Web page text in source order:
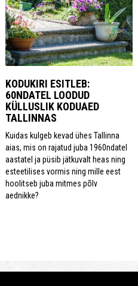
KODUKIRI ESITLEB:
60NDATEL LOODUD
KÜLLUSLIK KODUAED
TALLINNAS
Kuidas kulgeb kevad ühes Tallinna
aias, mis on rajatud juba 1960ndatel
aastatel ja püsib jätkuvalt heas ning
esteetilises vormis ning mille eest
hoolitseb juba mitmes põlv
aednikke?